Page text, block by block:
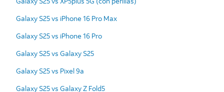
Galaxy S25 vs iPhone 16 Pro Max
Galaxy S25 vs iPhone 16 Pro
Galaxy S25 vs Galaxy S25
Galaxy S25 vs Pixel 9a
Galaxy S25 vs Galaxy Z Fold5